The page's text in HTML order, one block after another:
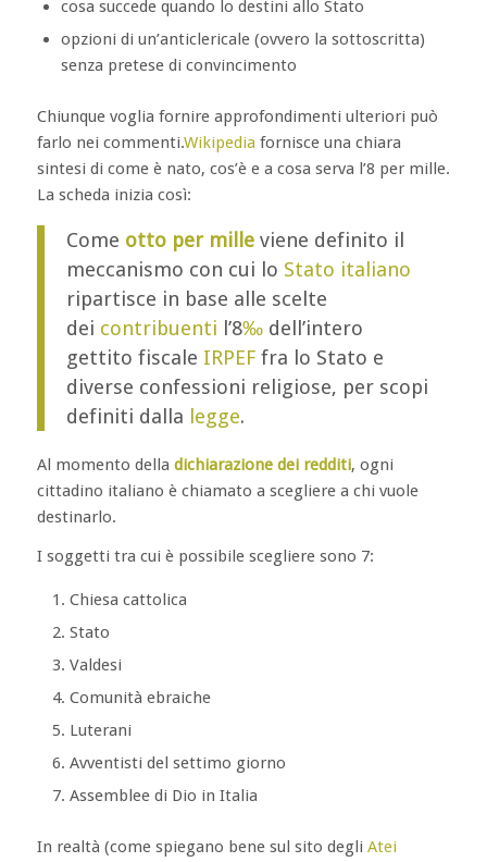
cosa succede quando lo destini allo Stato
opzioni di un’anticlericale (ovvero la sottoscritta)
senza pretese di convincimento
Chiunque voglia fornire approfondimenti ulteriori può
farlo nei commenti.Wikipedia fornisce una chiara
sintesi di come è nato, cos’è e a cosa serva l’8 per mille.
La scheda inizia così:
Come otto per milleviene definito il
meccanismo con cui lo Stato italiano
ripartisce in base alle scelte
dei contribuenti l’8‰dell’intero
gettito fiscale IRPEFfra lo Stato e
diverse confessioni religiose, per scopi
definiti dalla legge.
Al momento della dichiarazione dei redditi, ogni
cittadino italiano è chiamato a scegliere a chi vuole
destinarlo.
I soggetti tra cui è possibile scegliere sono 7:
Chiesa cattolica
Stato
Valdesi
Comunità ebraiche
Luterani
Avventisti del settimo giorno
Assemblee di Dio in Italia
In realtà (come spiegano bene sul sito degli Atei